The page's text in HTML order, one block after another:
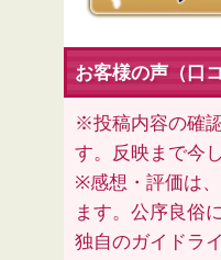
お客様の声（口コ
※投稿内容の確
す。反映まで今
※感想・評価は
ます。公序良俗
独自のガイドラ